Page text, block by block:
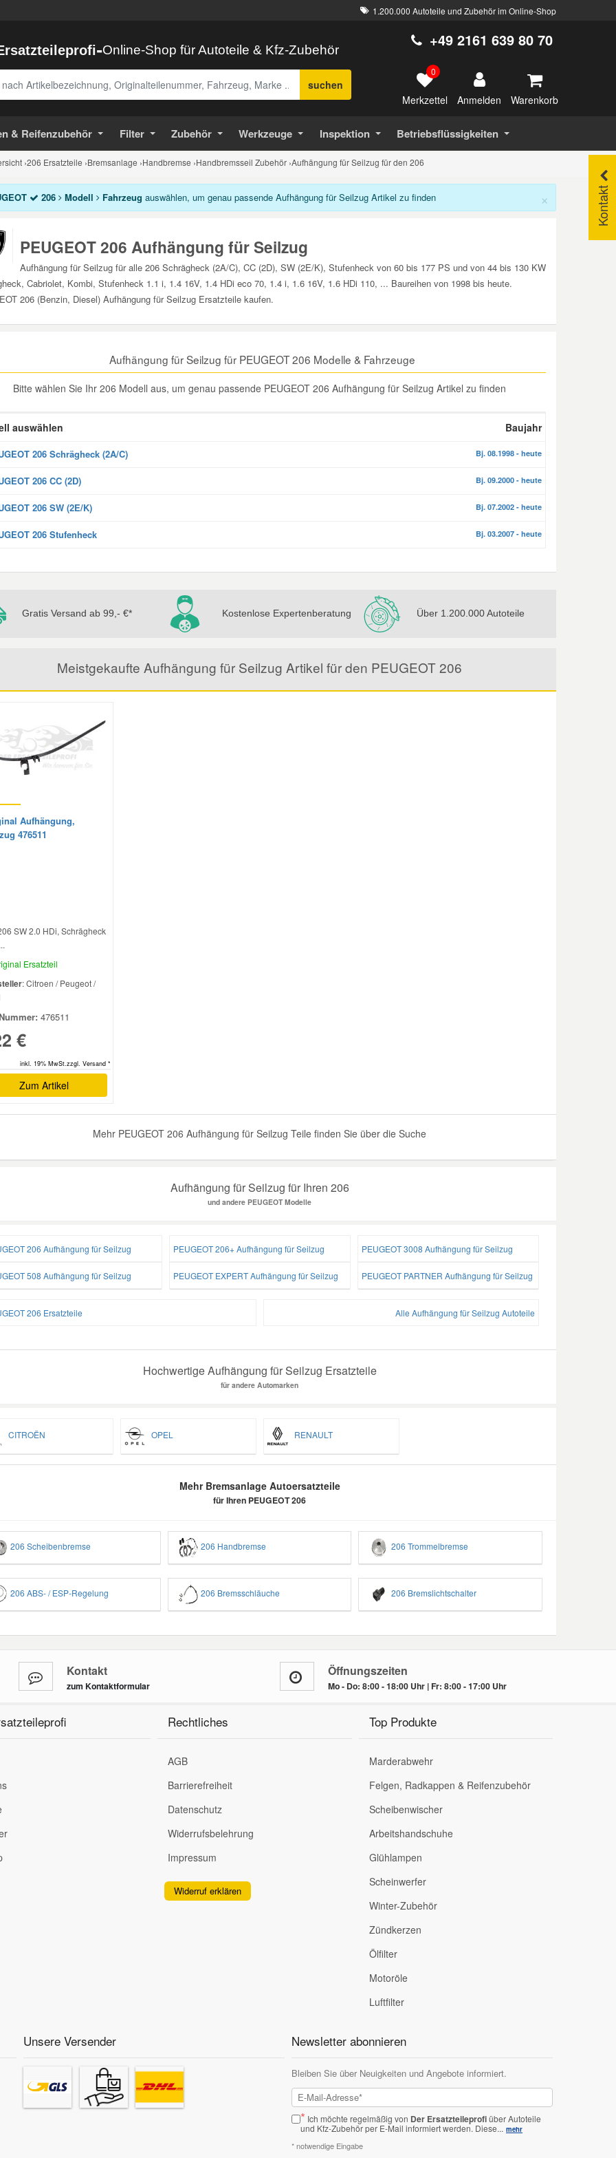
1.200.000 Autoteile und Zubehör im Online-Shop
-Online-Shop für Autoteile & Kfz-Zubehör
suchen
+49 2161 639 80 70
0
Merkzettel Anmelden Warenkorb
& Reifenzubehör Filter Zubehör Werkzeuge Inspektion Betriebsflüssigkeiten
›206 Ersatzteile ›Bremsanlage ›Handbremse ›Handbremsseil Zubehör ›Aufhängung für Seilzug für den 206
Kontakt
×
206 Modell Fahrzeug auswählen, um genau passende Aufhängung für Seilzug Artikel zu finden
PEUGEOT 206 Aufhängung für Seilzug
Aufhängung für Seilzug für alle 206 Schrägheck (2A/C), CC (2D), SW (2E/K), Stufenheck von 60 bis 177 PS und von 44 bis 130 KW
Cabriolet, Kombi, Stufenheck 1.1 i, 1.4 16V, 1.4 HDi eco 70, 1.4 i, 1.6 16V, 1.6 HDi 110, ... Baureihen von 1998 bis heute.
206 (Benzin, Diesel) Aufhängung für Seilzug Ersatzteile kaufen.
Aufhängung für Seilzug für PEUGEOT 206 Modelle & Fahrzeuge
Bitte wählen Sie Ihr 206 Modell aus, um genau passende PEUGEOT 206 Aufhängung für Seilzug Artikel zu finden
auswählen Baujahr
206 Schrägheck (2A/C) Bj. 08.1998 - heute
206 CC (2D) Bj. 09.2000 - heute
206 SW (2E/K) Bj. 07.2002 - heute
206 Stufenheck Bj. 03.2007 - heute
Gratis Versand ab 99,- €* Kostenlose Expertenberatung Über 1.200.000 Autoteile
Meistgekaufte Aufhängung für Seilzug Artikel für den PEUGEOT 206
Aufhängung,
476511
SW 2.0 HDi, Schrägheck
Ersatzteil
: Citroen / Peugeot /
476511
€
inkl. 19% MwSt.zzgl. Versand *
Zum Artikel
Mehr PEUGEOT 206 Aufhängung für Seilzug Teile finden Sie über die Suche
Aufhängung für Seilzug für Ihren 206
und andere PEUGEOT Modelle
206 Aufhängung für Seilzug PEUGEOT 206+ Aufhängung für Seilzug PEUGEOT 3008 Aufhängung für Seilzug
508 Aufhängung für Seilzug PEUGEOT EXPERT Aufhängung für Seilzug PEUGEOT PARTNER Aufhängung für Seilzug
206 Ersatzteile Alle Aufhängung für Seilzug Autoteile
Hochwertige Aufhängung für Seilzug Ersatzteile
für andere Automarken
CITROËN OPEL RENAULT
Mehr Bremsanlage Autoersatzteile
für Ihren PEUGEOT 206
206 Scheibenbremse 206 Handbremse 206 Trommelbremse
206 ABS- / ESP-Regelung 206 Bremsschläuche 206 Bremslichtschalter
Kontakt
zum Kontaktformular
Öffnungszeiten
Mo - Do: 8:00 - 18:00 Uhr | Fr: 8:00 - 17:00 Uhr
Rechtliches
AGB
Barrierefreiheit
Datenschutz
Widerrufsbelehrung
Impressum
Widerruf erklären
Top Produkte
Marderabwehr
Felgen, Radkappen & Reifenzubehör
Scheibenwischer
Arbeitshandschuhe
Glühlampen
Scheinwerfer
Winter-Zubehör
Zündkerzen
Ölfilter
Motoröle
Luftfilter
Unsere Versender Newsletter abonnieren
Bleiben Sie über Neuigkeiten und Angebote informiert.
* Ich möchte regelmäßig von Der Ersatzteileprofiüber Autoteile
und Kfz-Zubehör per E-Mail informiert werden. Diese... mehr
* notwendige Eingabe